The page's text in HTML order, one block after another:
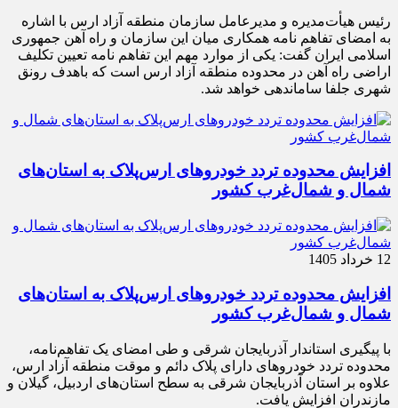
رئیس هیأت‌مدیره و مدیرعامل سازمان منطقه آزاد ارس با اشاره
به امضای تفاهم نامه همکاری میان این سازمان و راه آهن جمهوری
اسلامی ایران گفت: یکی از موارد مهم این تفاهم نامه تعیین تکلیف
اراضی راه آهن در محدوده منطقه آزاد ارس است که باهدف رونق
شهری جلفا ساماندهی خواهد شد.
افزایش محدوده تردد خودروهای ارس‌پلاک به استان‌های
شمال و شمال‌غرب کشور
12 خرداد 1405
افزایش محدوده تردد خودروهای ارس‌پلاک به استان‌های
شمال و شمال‌غرب کشور
با پیگیری استاندار آذربایجان شرقی و طی امضای یک تفاهم‌نامه،
محدوده تردد خودروهای دارای پلاک دائم و موقت منطقه آزاد ارس،
علاوه بر استان آذربایجان شرقی به سطح استان‌های اردبیل، گیلان و
مازندران افزایش یافت.